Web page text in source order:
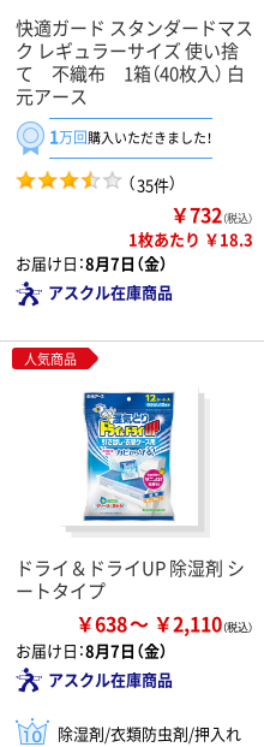
快適ガード スタンダードマス
ク レギュラーサイズ 使い捨
て 不織布 1箱（40枚入） 白
元アース
1万回購入いただきました！
（35件）
￥732（税込）
1枚あたり ￥18.3
お届け日：8月7日（金）
アスクル在庫商品
人気商品
ドライ＆ドライUP 除湿剤 シ
ートタイプ
￥638 ￥2,110
お届け日：8月7日（金）
アスクル在庫商品
除湿剤/衣類防虫剤/押入れ